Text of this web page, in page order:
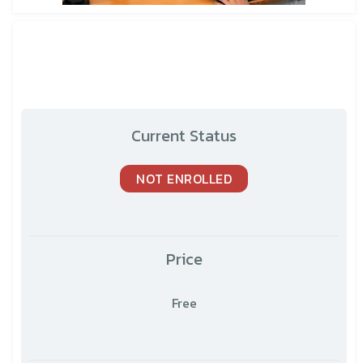
Current Status
NOT ENROLLED
Price
Free